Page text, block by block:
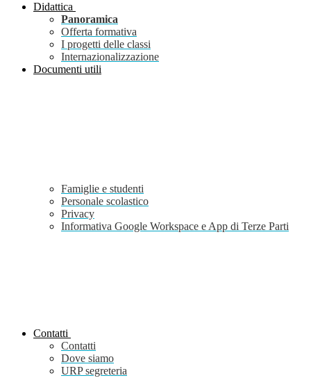
Didattica
Panoramica
Offerta formativa
I progetti delle classi
Internazionalizzazione
Documenti utili
Famiglie e studenti
Personale scolastico
Privacy
Informativa Google Workspace e App di Terze Parti
Contatti
Contatti
Dove siamo
URP segreteria